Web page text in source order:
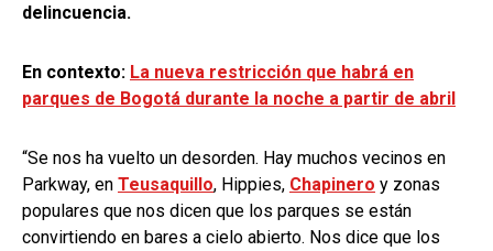
delincuencia.
En contexto: La nueva restricción que habrá en
parques de Bogotá durante la noche a partir de abril
“Se nos ha vuelto un desorden. Hay muchos vecinos en
Parkway, en Teusaquillo, Hippies, Chapinero y zonas
populares que nos dicen que los parques se están
convirtiendo en bares a cielo abierto. Nos dice que los